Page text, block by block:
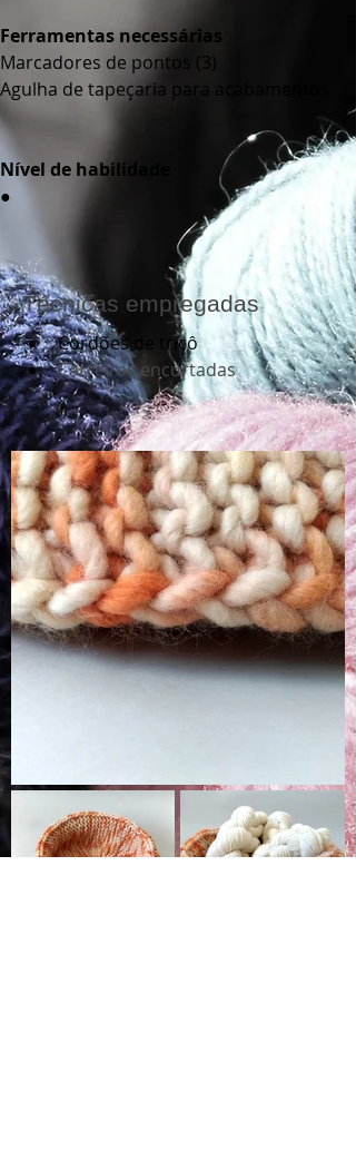
Ferramentas necessárias
Marcadores de pontos (3)
Agulha de tapeçaria para acabamentos
Nível de habilidade
●
Técnicas empregadas
Cordões de tricô
Carreiras encurtadas